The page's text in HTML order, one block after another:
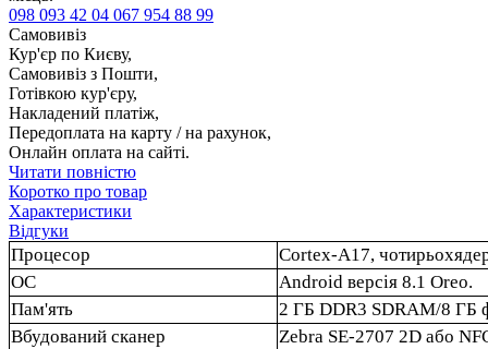
098 093 42 04 067 954 88 99
Самовивіз
Кур'єр по Києву,
Самовивіз з Пошти,
Готівкою кур'єру,
Накладений платіж,
Передоплата на карту / на рахунок,
Онлайн оплата на сайті.
Читати повністю
Коротко про товар
Характеристики
Відгуки
Процесор
Cortex-A17,
ОС
Android версія 8.1 Oreo.
Пам'ять
2 ГБ DDR3 SDRAM/8 ГБ
Вбудований сканер
Zebra SE-2707 2D або